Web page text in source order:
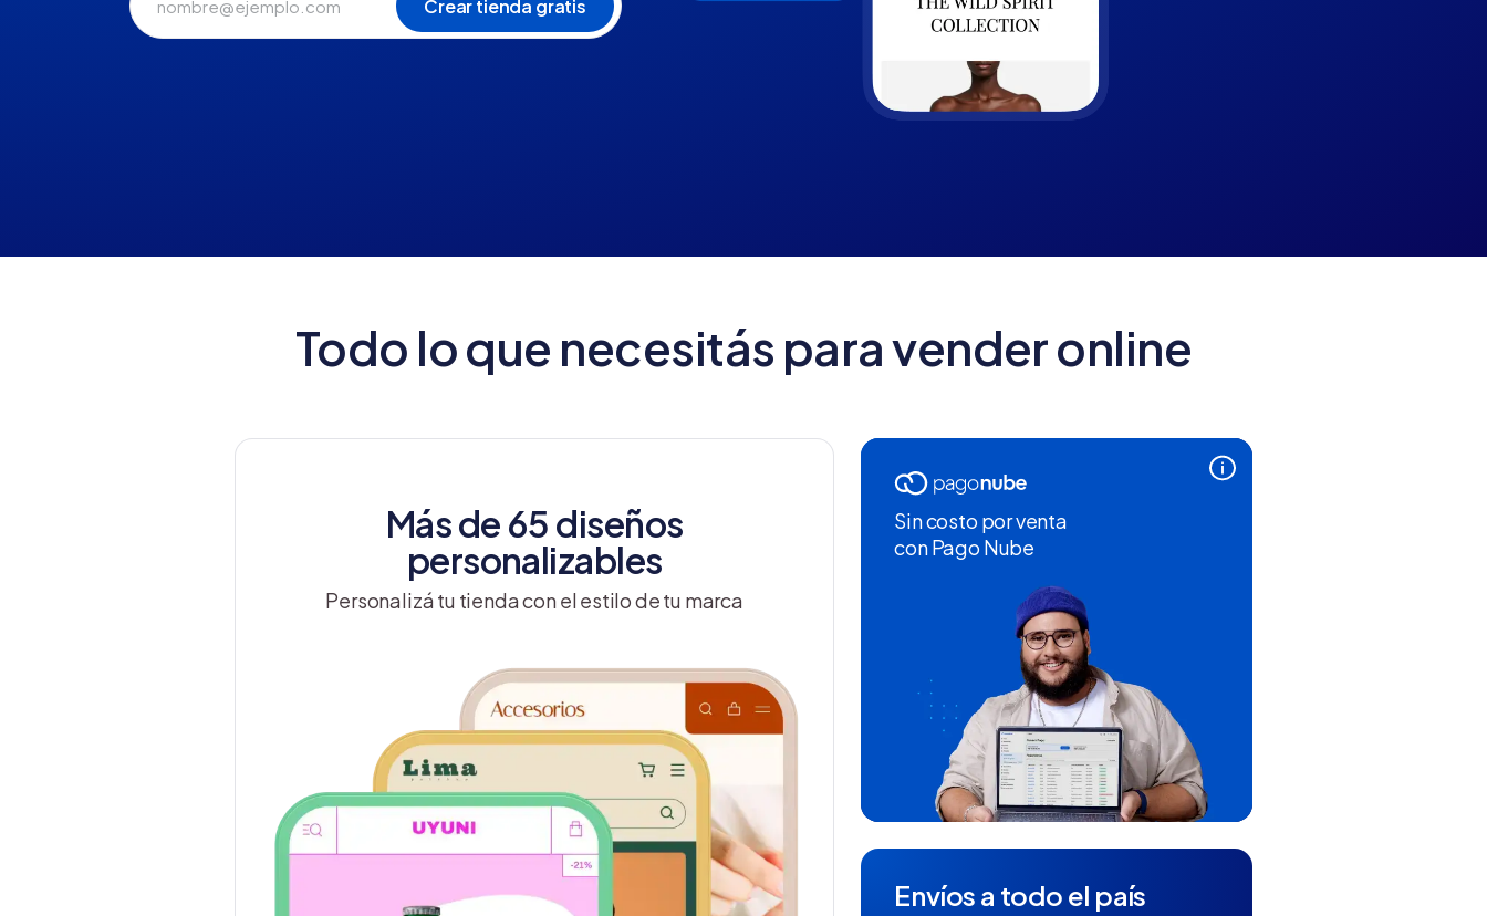
Todo lo que necesitás para vender online
Más de 65 diseños
personalizables
Personalizá tu tienda con el estilo de tu marca
Sin costo por venta
con Pago Nube
Envíos a todo el país